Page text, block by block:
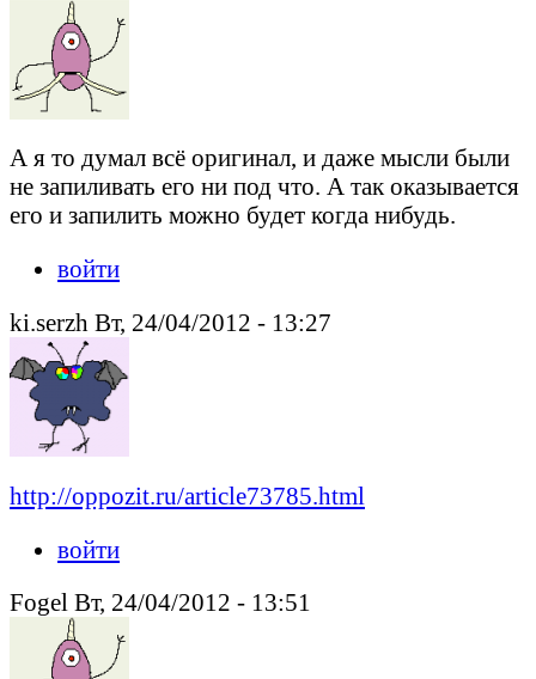
А я то думал всё оригинал, и даже мысли были
не запиливать его ни под что. А так оказывается
его и запилить можно будет когда нибудь.
войти
ki.serzh Вт, 24/04/2012 - 13:27
http://oppozit.ru/article73785.html
войти
Fogel Вт, 24/04/2012 - 13:51